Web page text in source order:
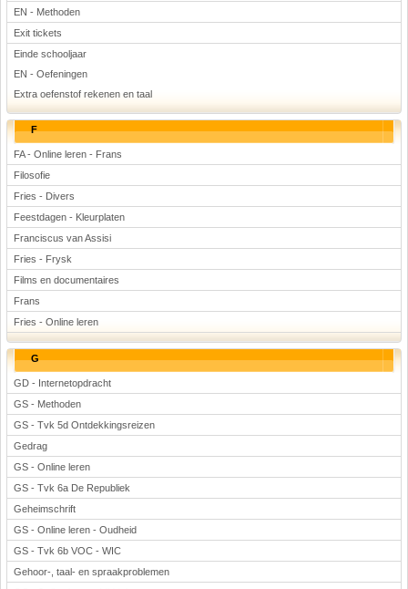
EN - Methoden
Exit tickets
Einde schooljaar
EN - Oefeningen
Extra oefenstof rekenen en taal
F
FA - Online leren - Frans
Filosofie
Fries - Divers
Feestdagen - Kleurplaten
Franciscus van Assisi
Fries - Frysk
Films en documentaires
Frans
Fries - Online leren
G
GD - Internetopdracht
GS - Methoden
GS - Tvk 5d Ontdekkingsreizen
Gedrag
GS - Online leren
GS - Tvk 6a De Republiek
Geheimschrift
GS - Online leren - Oudheid
GS - Tvk 6b VOC - WIC
Gehoor-, taal- en spraakproblemen